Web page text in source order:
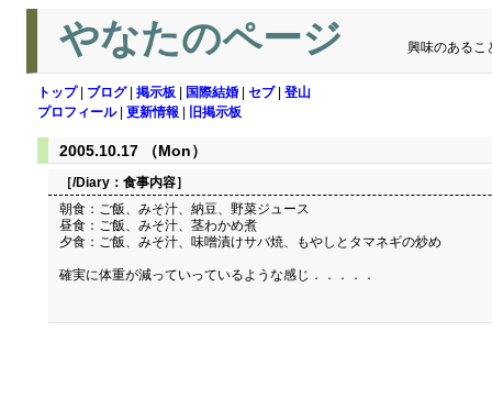
やなたのページ 興味のあるこ
トップ| ブログ| 掲示板 国際結婚 セブ| 登山
プロフィール| 更新情報 旧掲示板
2005.10.17 （Mon）
［/Diary： 食事内容］
朝食：ご飯、みそ汁、納豆、野菜ジュース
昼食：ご飯、みそ汁、茎わかめ煮
夕食：ご飯、みそ汁、味噌漬けサバ焼、もやしとタマネギの炒め
確実に体重が減っていっているような感じ．．．．．